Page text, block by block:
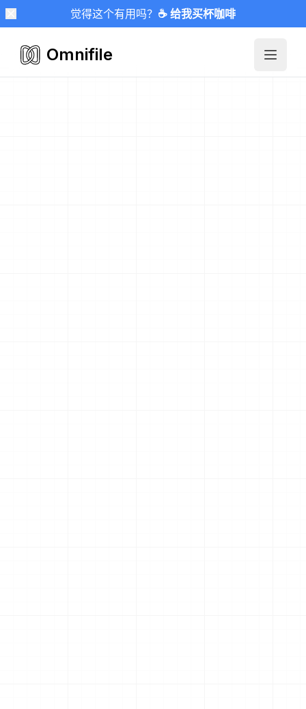
觉得这个有用吗？ ☕ 给我买杯咖啡
Omnifile